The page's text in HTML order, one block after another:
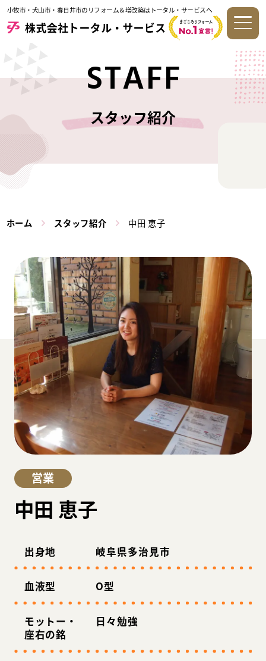
小牧市・犬山市・春日井市のリフォーム＆増改築はトータル・サービスへ
STAFF
スタッフ紹介
ホーム スタッフ紹介 中田 恵子
営業
中田 恵子
出身地 岐阜県多治見市
血液型 O型
モットー・
座右の銘
日々勉強